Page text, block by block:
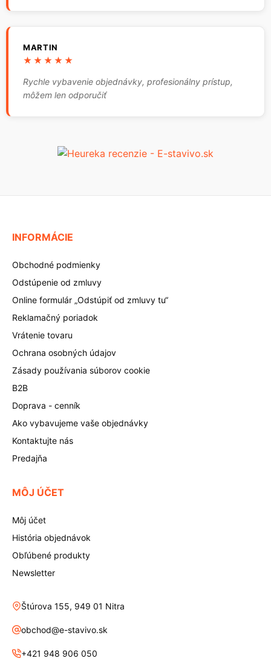
MARTIN
★★★★★
Rychle vybavenie objednávky, profesionálny prístup,
môžem len odporučiť
INFORMÁCIE
Obchodné podmienky
Odstúpenie od zmluvy
Online formulár „Odstúpiť od zmluvy tu“
Reklamačný poriadok
Vrátenie tovaru
Ochrana osobných údajov
Zásady používania súborov cookie
B2B
Doprava - cenník
Ako vybavujeme vaše objednávky
Kontaktujte nás
Predajňa
MÔJ ÚČET
Môj účet
História objednávok
Obľúbené produkty
Newsletter
Štúrova 155, 949 01 Nitra
obchod@e-stavivo.sk
+421 948 906 050